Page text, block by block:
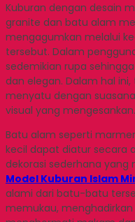
Kuburan dengan desain
granite dan batu alam
mengagumkan melalui
tersebut. Dalam
sedemikian rupa
dan elegan. Dalam hal
menyatu dengan
visual yang mengesankan.
Batu alam seperti
kecil dapat diatur secara
dekorasi sederhana
Model Kuburan Islam
alami dari batu-batu
memukau,